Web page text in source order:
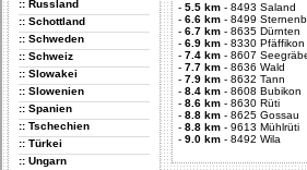
:: Russland
:: Schottland
:: Schweden
:: Schweiz
:: Slowakei
:: Slowenien
:: Spanien
:: Tschechien
:: Türkei
:: Ungarn
- 5.5 km - 8493 Saland
- 6.6 km - 8499
- 6.7 km - 8635 Dürnten
- 6.9 km - 8330 Pfäffikon
- 7.4 km - 8607
- 7.7 km - 8636 Wald
- 7.9 km - 8632 Tann
- 8.4 km - 8608 Bubikon
- 8.6 km - 8630 Rüti
- 8.8 km - 8625 Gossau
- 8.8 km - 9613 Mühlrüti
- 9.0 km - 8492 Wila